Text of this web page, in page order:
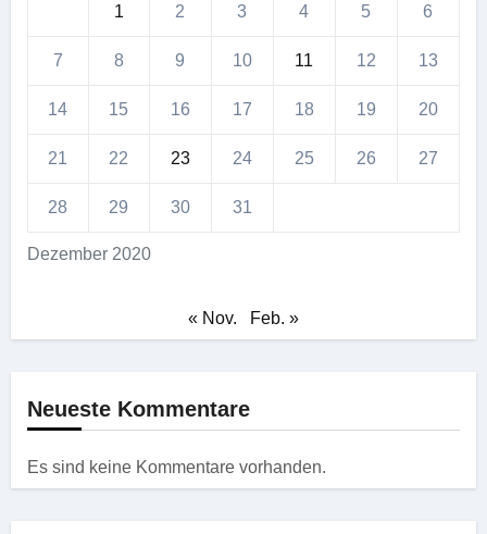
Dezember 2020
1 2 3 4 5 6
7 8 9 10 11 12 13
14 15 16 17 18 19 20
21 22 23 24 25 26 27
28 29 30 31
« Nov. Feb. »
Neueste Kommentare
Es sind keine Kommentare vorhanden.